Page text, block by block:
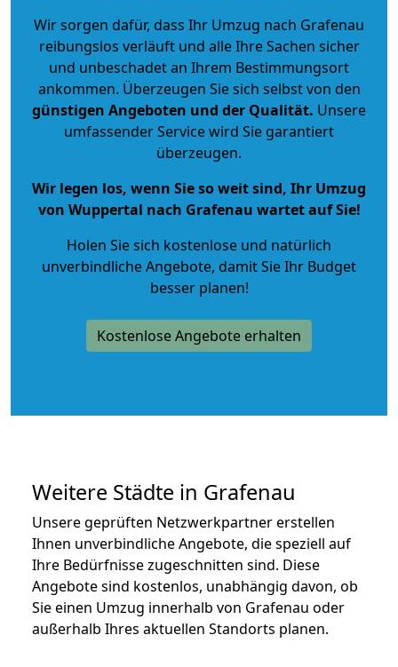
Wir sorgen dafür, dass Ihr Umzug nach Grafenau
reibungslos verläuft und alle Ihre Sachen sicher
und unbeschadet an Ihrem Bestimmungsort
ankommen. Überzeugen Sie sich selbst von den
günstigen Angeboten und der Qualität. Unsere
umfassender Service wird Sie garantiert
überzeugen.
Wir legen los, wenn Sie so weit sind, Ihr Umzug
von Wuppertal nach Grafenau wartet auf Sie!
Holen Sie sich kostenlose und natürlich
unverbindliche Angebote, damit Sie Ihr Budget
besser planen!
Kostenlose Angebote erhalten
Weitere Städte in Grafenau
Unsere geprüften Netzwerkpartner erstellen
Ihnen unverbindliche Angebote, die speziell auf
Ihre Bedürfnisse zugeschnitten sind. Diese
Angebote sind kostenlos, unabhängig davon, ob
Sie einen Umzug innerhalb von Grafenau oder
außerhalb Ihres aktuellen Standorts planen.